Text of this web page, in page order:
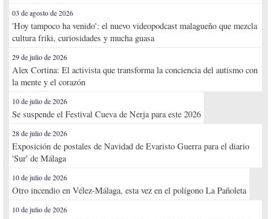
03 de agosto de 2026
'Hoy tampoco ha venido': el nuevo videopodcast malagueño que mezcla
cultura friki, curiosidades y mucha guasa
29 de julio de 2026
Alex Cortina: El activista que transforma la conciencia del autismo con
la mente y el corazón
10 de julio de 2026
Se suspende el Festival Cueva de Nerja para este 2026
28 de julio de 2026
Exposición de postales de Navidad de Evaristo Guerra para el diario
'Sur' de Málaga
10 de julio de 2026
Otro incendio en Vélez-Málaga, esta vez en el polígono La Pañoleta
10 de julio de 2026